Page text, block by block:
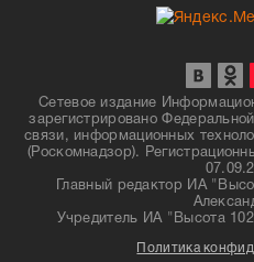
Сетевое издание
зарегистрировано
связи, информационных
(Роскомнадзор).
Главный редактор ИА
Учредитель ИА "Высота
Политика